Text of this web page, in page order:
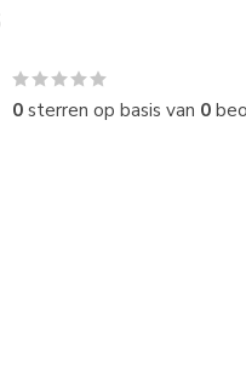
0sterren op basis van 0